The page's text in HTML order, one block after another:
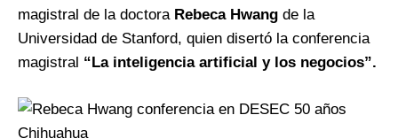
magistral de la doctora Rebeca Hwang de la
Universidad de Stanford, quien disertó la conferencia
magistral “La inteligencia artificial y los negocios”.